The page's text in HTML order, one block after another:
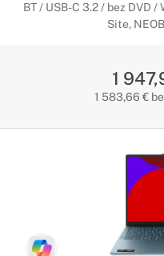
BT / USB-C 3.2 / bez DVD
Site,
1
1 583,66 €